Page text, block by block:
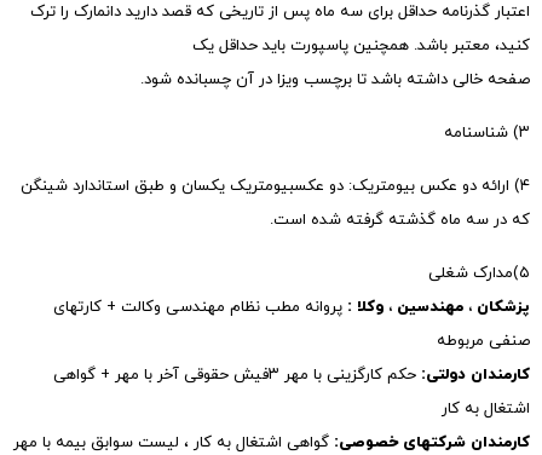
اعتبار گذرنامه حداقل برای سه ماه پس از تاریخی که قصد دارید دانمارک را ترک
کنید، معتبر باشد. همچنین پاسپورت باید حداقل یک
صفحه خالی داشته باشد تا برچسب ویزا در آن چسبانده شود.
۳) شناسنامه
۴) ارائه دو عکس بیومتریک: دو عکسبیومتریک یکسان و طبق استاندارد شینگن
که در سه ماه گذشته گرفته شده است.
۵)مدارک شغلی
پزشکان ، مهندسین ، وکلا : پروانه مطب نظام مهندسی وکالت + کارتهای
صنفی مربوطه
کارمندان دولتی:
حکم کارگزینی با مهر ۳فیش حقوقی آخر با مهر + گواهی
اشتغال به کار
کارمندان شرکتهای خصوصی: گواهی اشتغال به کار ، لیست سوابق بیمه با مهر